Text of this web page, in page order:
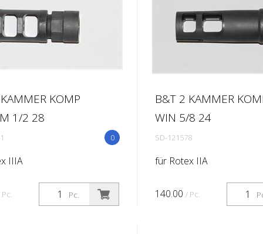
KOMP
1/2 28
0
IIIA
Pc.
B&T 2 KAMMER
WIN 5/8 24
SD-121578
für Rotex IIA
140.00 / Pc.